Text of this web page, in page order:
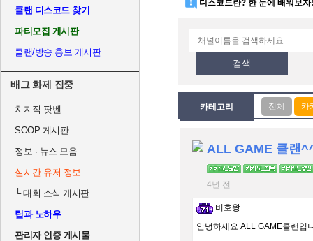
클랜 디스코드 찾기
파티모집 게시판
클랜/방송 홍보 게시판
배그 화제 집중
치지직 팟벤
SOOP 게시판
정보 · 뉴스 모음
실시간 유저 정보
└대회 소식 게시판
팁과 노하우
관리자 인증 게시물
디스코드란? 한 눈에 배워보자!
검색
카테고리
ALL GAME 클랜
4년 전
비호왕
안녕하세요 ALL GAME클랜입